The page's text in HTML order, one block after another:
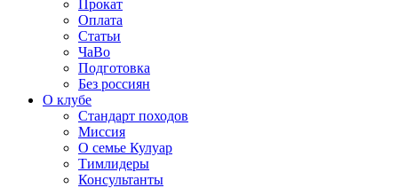
Прокат
Оплата
Статьи
ЧаВо
Подготовка
Без россиян
О клубе
Стандарт походов
Миссия
О семье Кулуар
Тимлидеры
Консультанты